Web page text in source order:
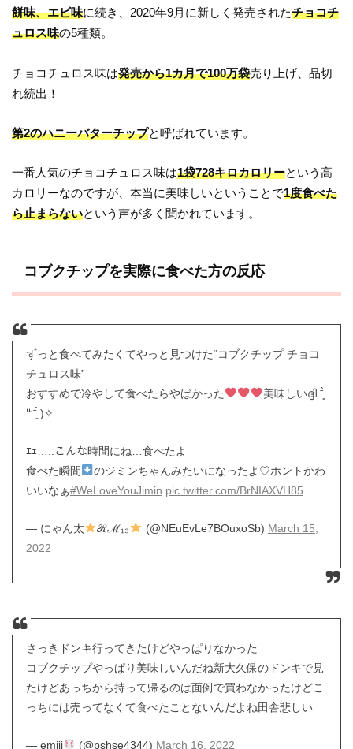
餅味、エビ味に続き、2020年9月に新しく発売されたチョコチ
ュロス味の5種類。
チョコチュロス味は発売から1カ月で100万袋売り上げ、品切
れ続出！
第2のハニーバターチップと呼ばれています。
一番人気のチョコチュロス味は1袋728キロカロリーという高
カロリーなのですが、本当に美味しいということで1度食べた
ら止まらないという声が多く聞かれています。
コブクチップを実際に食べた方の反応
ずっと食べてみたくてやっと見つけた“コブクチップ チョコ
チュロス味”
おすすめで冷やして食べたらやばかった
美味しいദ്ദി ˉ͈̀
꒳ˉ͈́ )✧
ｴｪ…..こんな時間にね…食べたよ
食べた瞬間
のジミンちゃんみたいになったよ♡ホントかわ
いいなぁ#WeLoveYouJimin pic.twitter.com/BrNIAXVH85
— にゃん太 ℛℳ₁₃ (@NEuEvLe7BOuxoSb) March 15,
2022
さっきドンキ行ってきたけどやっぱりなかった
コブクチップやっぱり美味しいんだね新大久保のドンキで見
たけどあっちから持って帰るのは面倒で買わなかったけどこ
っちには売ってなくて食べたことないんだよね田舎悲しい
— emiii (@pshse4344) March 16, 2022